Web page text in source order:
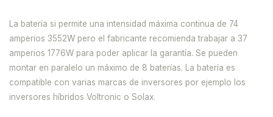
La batería si permite una intensidad máxima continua de 74
amperios 3552W pero el fabricante recomienda trabajar a 37
amperios 1776W para poder aplicar la garantía. Se pueden
montar en paralelo un máximo de 8 baterías. La batería es
compatible con varias marcas de inversores por ejemplo los
inversores híbridos Voltronic o Solax.